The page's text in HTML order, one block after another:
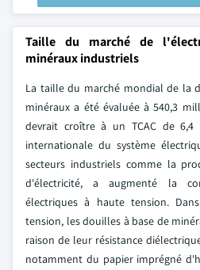
Taille du marché de
minéraux industriels
La taille du marché mondial de la
minéraux a été évaluée à 540,3
devrait croître à un TCAC de 6,4
internationale du système
secteurs industriels comme la
d'électricité, a augmenté la
électriques à haute tension.
tension, les douilles à base de
raison de leur résistance
notamment du papier imprégné